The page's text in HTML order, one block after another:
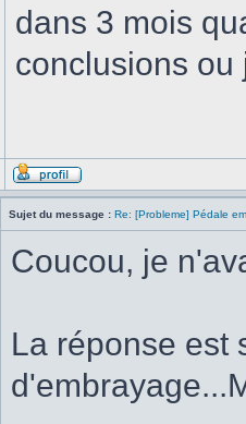
dans 3 mois
conclusions ou
Sujet du message : Re: [Probleme] Pédale
Coucou, je
La réponse est